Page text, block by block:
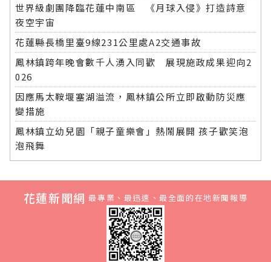
世界級劇團降臨花蓮中南區 《月球入侵》打造詩意
夜空宇宙
花蓮縣長橋里臺9線231公里處A2交通事故
鳳林鎮跨年晚會數千人湧入同歡 展現施政成果迎向2
026
因應馬太鞍堰塞湖溢流，鳳林鎮公所立即啟動防災應
變措施
鳳林鎮立幼兒園「親子童樂會」熱鬧展開 孩子歡笑泡
泡飛舞
花蓮新聞網 最專業、最迅速、最全面的在地新聞報導